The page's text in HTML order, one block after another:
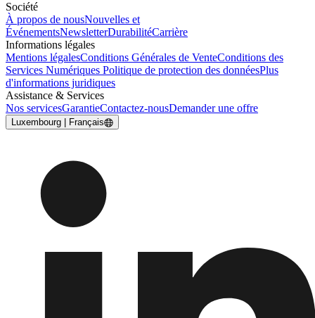
Société
À propos de nousNouvelles et
ÉvénementsNewsletterDurabilitéCarrière
Informations légales
Mentions légalesConditions Générales de VenteConditions des
Services Numériques Politique de protection des donnéesPlus
d'informations juridiques
Assistance & Services
Nos servicesGarantieContactez-nousDemander une offre
Luxembourg | Français